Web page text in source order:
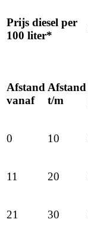
Prijs diesel per
100 liter*
Afstand
vanaf
Afstand
t/m
0 10
11 20
21 30